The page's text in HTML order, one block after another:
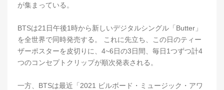
が集まっている。
BTSは21日午後1時から新しいデジタルシングル「Butter」
を全世界で同時発売する。 これに先立ち、この日のティー
ザーポスターを皮切りに、4~6日の3日間、毎日1つずつ計4
つのコンセプトクリップが順次発表される。
一方、BTSは最近「2021 ビルボード・ミュージック・アワ